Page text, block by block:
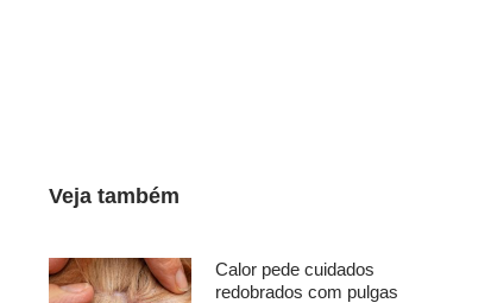
Veja também
Calor pede cuidados
redobrados com pulgas